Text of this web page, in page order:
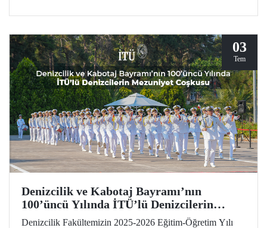
03
Tem
Denizcilik ve Kabotaj Bayramı’nın
100’üncü Yılında İTÜ’lü Denizcilerin
Mezuniyet Coşkusu
Denizcilik Fakültemizin 2025-2026 Eğitim-Öğretim Yılı